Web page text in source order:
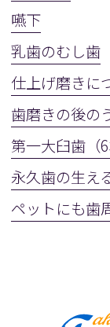
嚥下
乳歯のむし歯
仕上げ磨きに
歯磨きの後の
ペットにも歯